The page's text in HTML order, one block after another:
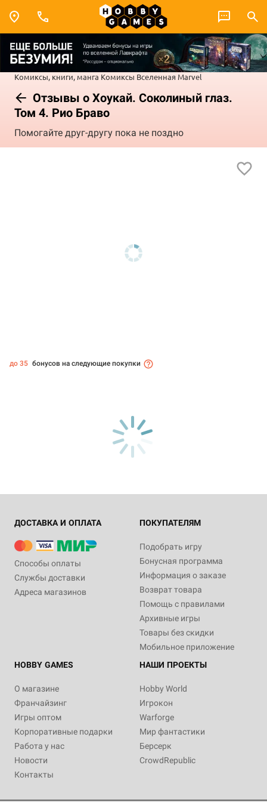
Комиксы, книги, манга Комиксы Вселенная Marvel
Отзывы о Хоукай. Соколиный глаз.
Том 4. Рио Браво
Помогайте друг-другу пока не поздно
до 35 бонусов на следующие покупки
ДОСТАВКА И ОПЛАТА
Способы оплаты
Службы доставки
Адреса магазинов
ПОКУПАТЕЛЯМ
Подобрать игру
Бонусная программа
Информация о заказе
Возврат товара
Помощь с правилами
Архивные игры
Товары без скидки
Мобильное приложение
HOBBY GAMES
О магазине
Франчайзинг
Игры оптом
Корпоративные подарки
Работа у нас
Новости
Контакты
НАШИ ПРОЕКТЫ
Hobby World
Игрокон
Warforge
Мир фантастики
Берсерк
CrowdRepublic